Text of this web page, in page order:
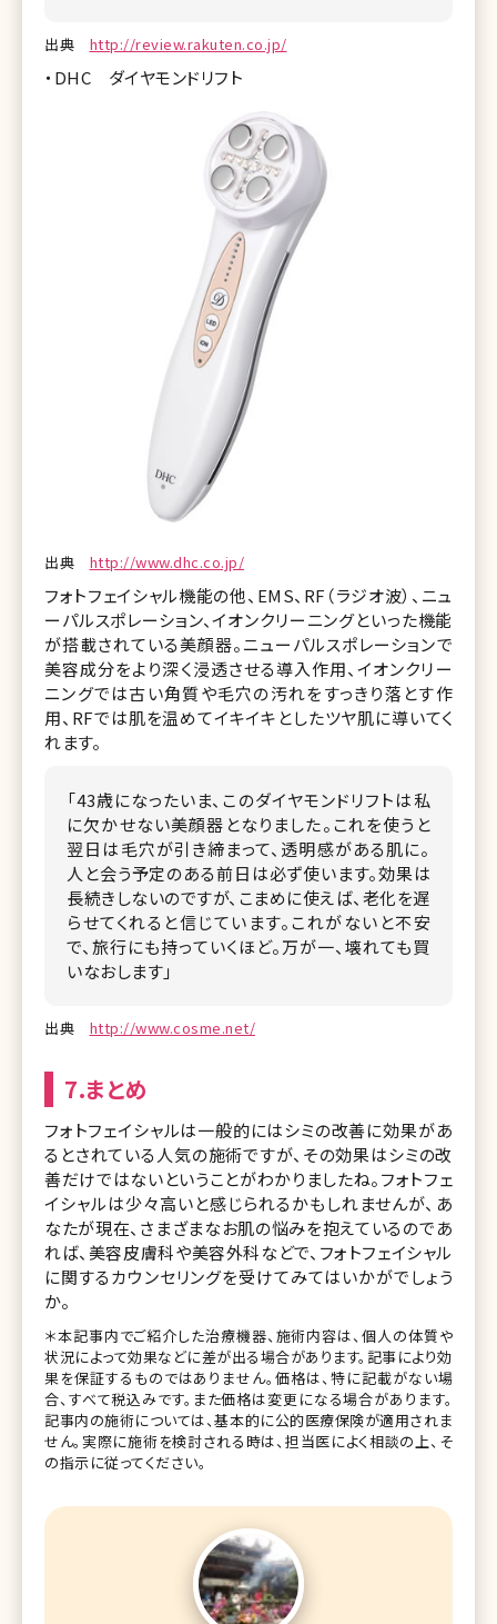
出典 http://review.rakuten.co.jp/
・DHC ダイヤモンドリフト
出典 http://www.dhc.co.jp/
フォトフェイシャル機能の他、EMS、RF（ラジオ波）、ニュ
ーパルスポレーション、イオンクリーニングといった機能
が搭載されている美顔器。ニューパルスポレーションで
美容成分をより深く浸透させる導入作用、イオンクリー
ニングでは古い角質や毛穴の汚れをすっきり落とす作
用、RFでは肌を温めてイキイキとしたツヤ肌に導いてく
れます。
「43歳になったいま、このダイヤモンドリフトは私
に欠かせない美顔器となりました。これを使うと
翌日は毛穴が引き締まって、透明感がある肌に。
人と会う予定のある前日は必ず使います。効果は
長続きしないのですが、こまめに使えば、老化を遅
らせてくれると信じています。これがないと不安
で、旅行にも持っていくほど。万が一、壊れても買
いなおします」
出典 http://www.cosme.net/
7.まとめ
フォトフェイシャルは一般的にはシミの改善に効果があ
るとされている人気の施術ですが、その効果はシミの改
善だけではないということがわかりましたね。フォトフェ
イシャルは少々高いと感じられるかもしれませんが、あ
なたが現在、さまざまなお肌の悩みを抱えているのであ
れば、美容皮膚科や美容外科などで、フォトフェイシャル
に関するカウンセリングを受けてみてはいかがでしょう
か。
＊本記事内でご紹介した治療機器、施術内容は、個人の体質や
状況によって効果などに差が出る場合があります。記事により効
果を保証するものではありません。価格は、特に記載がない場
合、すべて税込みです。また価格は変更になる場合があります。
記事内の施術については、基本的に公的医療保険が適用されま
せん。実際に施術を検討される時は、担当医によく相談の上、そ
の指示に従ってください。